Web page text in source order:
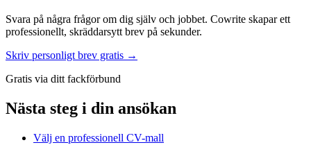
Svara på några frågor om dig själv och jobbet. Cowrite skapar ett
professionellt, skräddarsytt brev på sekunder.
Skriv personligt brev gratis →
Gratis via ditt fackförbund
Nästa steg i din ansökan
Välj en professionell CV-mall